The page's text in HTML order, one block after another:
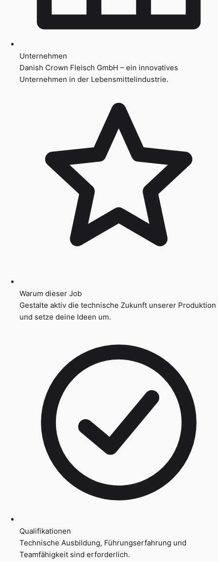
Unternehmen
Danish Crown Fleisch GmbH – ein innovatives
Unternehmen in der Lebensmittelindustrie.
Warum dieser Job
Gestalte aktiv die technische Zukunft unserer Produktion
und setze deine Ideen um.
Qualifikationen
Technische Ausbildung, Führungserfahrung und
Teamfähigkeit sind erforderlich.